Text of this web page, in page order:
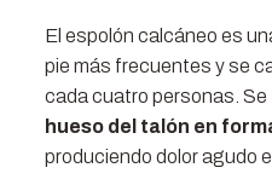
El espolón calcáneo es
pie más frecuentes y se
cada cuatro personas. Se
hueso del talón en
produciendo dolor agudo